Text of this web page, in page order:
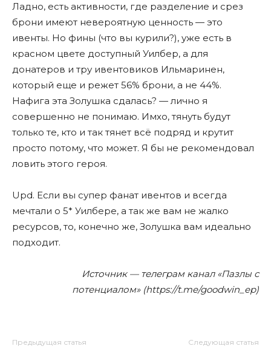
Ладно, есть активности, где разделение и срез
брони имеют невероятную ценность — это
ивенты. Но фины (что вы курили?), уже есть в
красном цвете доступный Уилбер, а для
донатеров и тру ивентовиков Ильмаринен,
который еще и режет 56% брони, а не 44%.
Нафига эта Золушка сдалась? — лично я
совершенно не понимаю. Имхо, тянуть будут
только те, кто и так тянет всë подряд и крутит
просто потому, что может. Я бы не рекомендовал
ловить этого героя.
Upd. Если вы супер фанат ивентов и всегда
мечтали о 5* Уилбере, а так же вам не жалко
ресурсов, то, конечно же, Золушка вам идеально
подходит.
Источник — телеграм канал «Пазлы с
потенциалом» (https://t.me/goodwin_ep)
Предыдущая статья Следующая статья